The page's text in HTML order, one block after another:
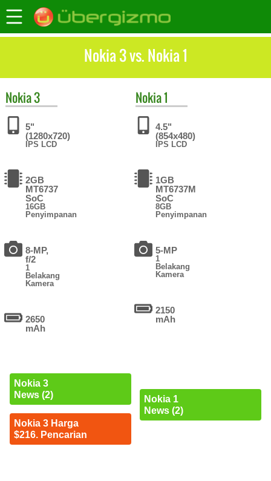
Nokia 3 vs. Nokia 1
Nokia3
5"
(1280x720)
IPS LCD
2GB
MT6737
SoC
16GB
Penyimpanan
8-MP,
f/2
1
Belakang
Kamera
2650
mAh
Nokia 3
News (2)
Nokia 3 Harga
$216. Pencarian
Nokia1
4.5"
(854x480)
IPS LCD
1GB
MT6737M
SoC
8GB
Penyimpanan
5-MP
1
Belakang
Kamera
2150
mAh
Nokia 1
News (2)